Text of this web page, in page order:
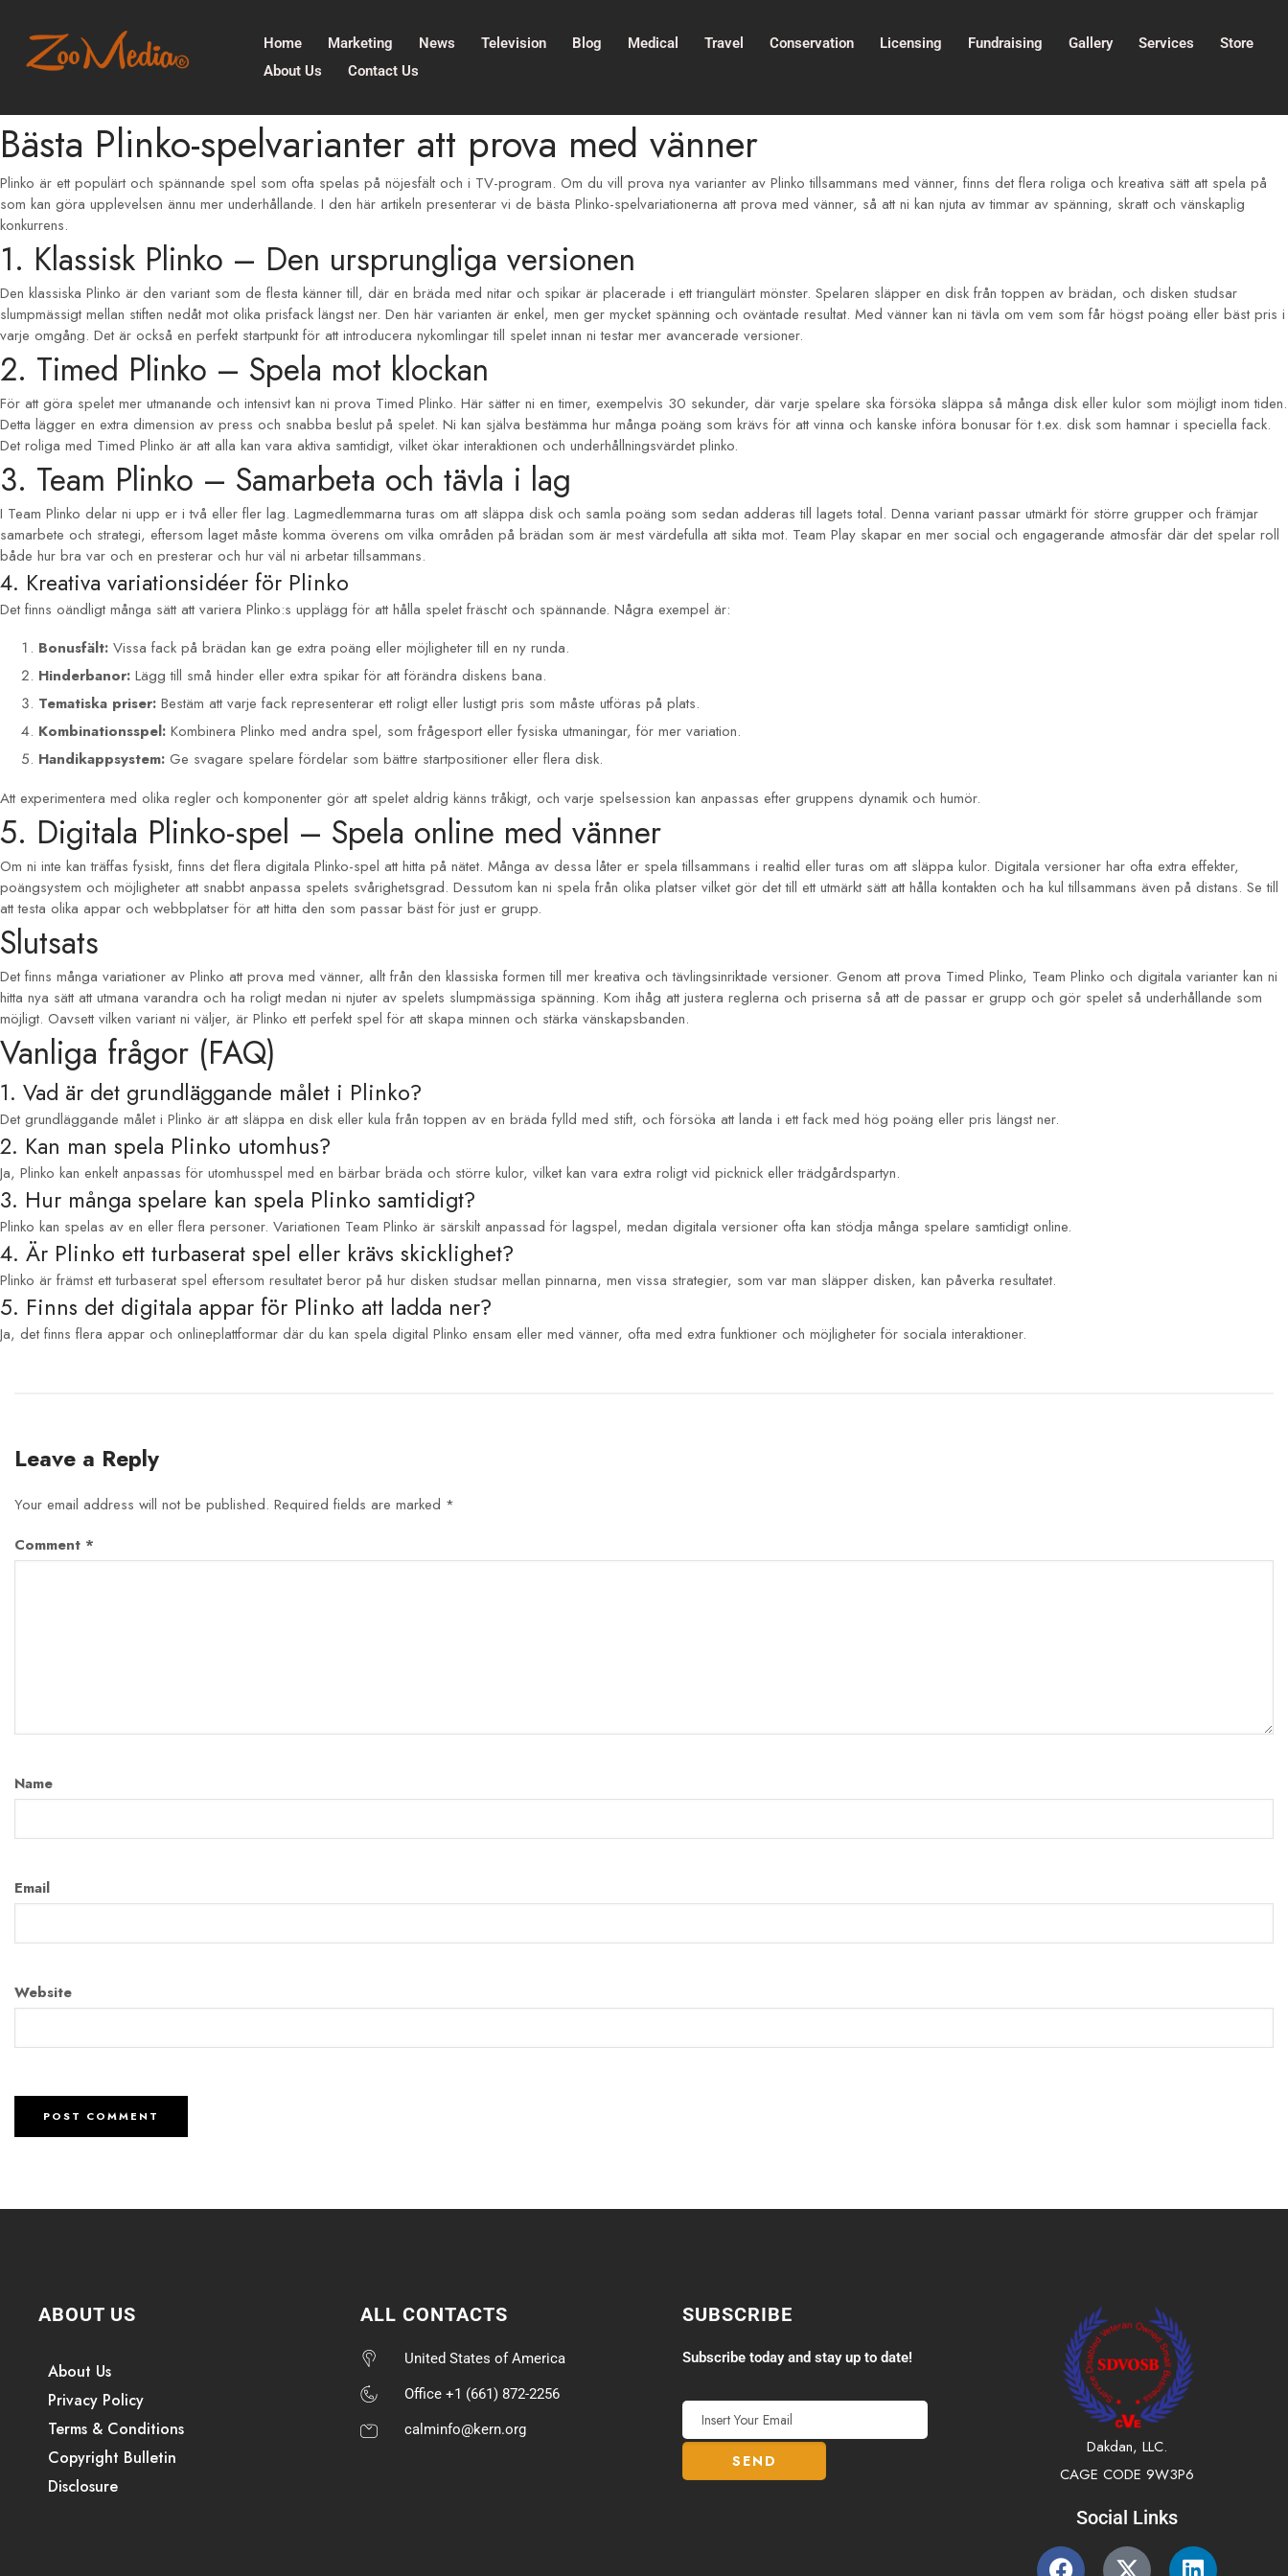
Home Marketing News Television Blog Medical Travel Conservation Licensing Fundraising Gallery Services
Store
About Us
Contact Us
Bästa Plinko-spelvarianter att prova med vänner
Plinko är ett populärt och spännande spel som ofta spelas på nöjesfält och i TV-program. Om du vill prova nya varianter av Plinko tillsammans med vänner, finns det flera roliga och kreativa sätt att spela på
som kan göra upplevelsen ännu mer underhållande. I den här artikeln presenterar vi de bästa Plinko-spelvariationerna att prova med vänner, så att ni kan njuta av timmar av spänning, skratt och vänskaplig
konkurrens.
1. Klassisk Plinko – Den ursprungliga versionen
Den klassiska Plinko är den variant som de flesta känner till, där en bräda med nitar och spikar är placerade i ett triangulärt mönster. Spelaren släpper en disk från toppen av brädan, och disken studsar
slumpmässigt mellan stiften nedåt mot olika prisfack längst ner. Den här varianten är enkel, men ger mycket spänning och oväntade resultat. Med vänner kan ni tävla om vem som får högst poäng eller bäst pris i
varje omgång. Det är också en perfekt startpunkt för att introducera nykomlingar till spelet innan ni testar mer avancerade versioner.
2. Timed Plinko – Spela mot klockan
För att göra spelet mer utmanande och intensivt kan ni prova Timed Plinko. Här sätter ni en timer, exempelvis 30 sekunder, där varje spelare ska försöka släppa så många disk eller kulor som möjligt inom tiden.
Detta lägger en extra dimension av press och snabba beslut på spelet. Ni kan själva bestämma hur många poäng som krävs för att vinna och kanske införa bonusar för t.ex. disk som hamnar i speciella fack.
Det roliga med Timed Plinko är att alla kan vara aktiva samtidigt, vilket ökar interaktionen och underhållningsvärdet plinko.
3. Team Plinko – Samarbeta och tävla i lag
I Team Plinko delar ni upp er i två eller fler lag. Lagmedlemmarna turas om att släppa disk och samla poäng som sedan adderas till lagets total. Denna variant passar utmärkt för större grupper och främjar
samarbete och strategi, eftersom laget måste komma överens om vilka områden på brädan som är mest värdefulla att sikta mot. Team Play skapar en mer social och engagerande atmosfär där det spelar roll
både hur bra var och en presterar och hur väl ni arbetar tillsammans.
4. Kreativa variationsidéer för Plinko
Det finns oändligt många sätt att variera Plinko:s upplägg för att hålla spelet fräscht och spännande. Några exempel är:
Bonusfält: Vissa fack på brädan kan ge extra poäng eller möjligheter till en ny runda.
Hinderbanor: Lägg till små hinder eller extra spikar för att förändra diskens bana.
Tematiska priser: Bestäm att varje fack representerar ett roligt eller lustigt pris som måste utföras på plats.
Kombinationsspel: Kombinera Plinko med andra spel, som frågesport eller fysiska utmaningar, för mer variation.
Handikappsystem: Ge svagare spelare fördelar som bättre startpositioner eller flera disk.
Att experimentera med olika regler och komponenter gör att spelet aldrig känns tråkigt, och varje spelsession kan anpassas efter gruppens dynamik och humör.
5. Digitala Plinko-spel – Spela online med vänner
Om ni inte kan träffas fysiskt, finns det flera digitala Plinko-spel att hitta på nätet. Många av dessa låter er spela tillsammans i realtid eller turas om att släppa kulor. Digitala versioner har ofta extra effekter,
poängsystem och möjligheter att snabbt anpassa spelets svårighetsgrad. Dessutom kan ni spela från olika platser vilket gör det till ett utmärkt sätt att hålla kontakten och ha kul tillsammans även på distans. Se till
att testa olika appar och webbplatser för att hitta den som passar bäst för just er grupp.
Slutsats
Det finns många variationer av Plinko att prova med vänner, allt från den klassiska formen till mer kreativa och tävlingsinriktade versioner. Genom att prova Timed Plinko, Team Plinko och digitala varianter kan ni
hitta nya sätt att utmana varandra och ha roligt medan ni njuter av spelets slumpmässiga spänning. Kom ihåg att justera reglerna och priserna så att de passar er grupp och gör spelet så underhållande som
möjligt. Oavsett vilken variant ni väljer, är Plinko ett perfekt spel för att skapa minnen och stärka vänskapsbanden.
Vanliga frågor (FAQ)
1. Vad är det grundläggande målet i Plinko?
Det grundläggande målet i Plinko är att släppa en disk eller kula från toppen av en bräda fylld med stift, och försöka att landa i ett fack med hög poäng eller pris längst ner.
2. Kan man spela Plinko utomhus?
Ja, Plinko kan enkelt anpassas för utomhusspel med en bärbar bräda och större kulor, vilket kan vara extra roligt vid picknick eller trädgårdspartyn.
3. Hur många spelare kan spela Plinko samtidigt?
Plinko kan spelas av en eller flera personer. Variationen Team Plinko är särskilt anpassad för lagspel, medan digitala versioner ofta kan stödja många spelare samtidigt online.
4. Är Plinko ett turbaserat spel eller krävs skicklighet?
Plinko är främst ett turbaserat spel eftersom resultatet beror på hur disken studsar mellan pinnarna, men vissa strategier, som var man släpper disken, kan påverka resultatet.
5. Finns det digitala appar för Plinko att ladda ner?
Ja, det finns flera appar och onlineplattformar där du kan spela digital Plinko ensam eller med vänner, ofta med extra funktioner och möjligheter för sociala interaktioner.
Leave a Reply
Your email address will not be published. Required fields are marked *
Comment *
Name
Email
Website
ABOUT US
About Us
Privacy Policy
Terms & Conditions
Copyright Bulletin
Disclosure
ALL CONTACTS
United States of America
Office +1 (661) 872-2256
calminfo@kern.org
SUBSCRIBE
Subscribe today and stay up to date!
Dakdan, LLC.
CAGE CODE 9W3P6
Social Links